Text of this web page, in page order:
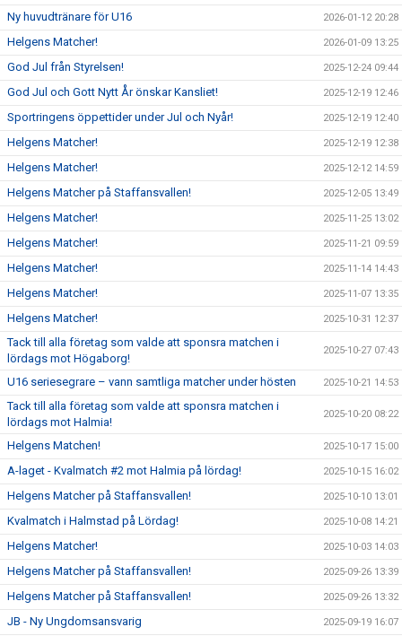
Ny huvudtränare för U16 2026-01-12 20:28
Helgens Matcher! 2026-01-09 13:25
God Jul från Styrelsen! 2025-12-24 09:44
God Jul och Gott Nytt År önskar Kansliet! 2025-12-19 12:46
Sportringens öppettider under Jul och Nyår! 2025-12-19 12:40
Helgens Matcher! 2025-12-19 12:38
Helgens Matcher! 2025-12-12 14:59
Helgens Matcher på Staffansvallen! 2025-12-05 13:49
Helgens Matcher! 2025-11-25 13:02
Helgens Matcher! 2025-11-21 09:59
Helgens Matcher! 2025-11-14 14:43
Helgens Matcher! 2025-11-07 13:35
Helgens Matcher! 2025-10-31 12:37
Tack till alla företag som valde att sponsra matchen i
lördags mot Högaborg!
2025-10-27 07:43
U16 seriesegrare – vann samtliga matcher under hösten 2025-10-21 14:53
Tack till alla företag som valde att sponsra matchen i
lördags mot Halmia!
2025-10-20 08:22
Helgens Matchen! 2025-10-17 15:00
A-laget - Kvalmatch #2 mot Halmia på lördag! 2025-10-15 16:02
Helgens Matcher på Staffansvallen! 2025-10-10 13:01
Kvalmatch i Halmstad på Lördag! 2025-10-08 14:21
Helgens Matcher! 2025-10-03 14:03
Helgens Matcher på Staffansvallen! 2025-09-26 13:39
Helgens Matcher på Staffansvallen! 2025-09-26 13:32
JB - Ny Ungdomsansvarig 2025-09-19 16:07